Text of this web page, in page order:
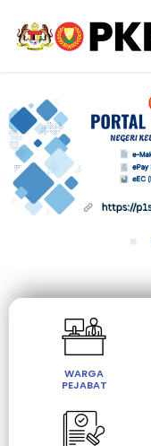
WARGA
PEJABAT